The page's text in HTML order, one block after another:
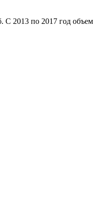
С 2013 по 2017 год объем